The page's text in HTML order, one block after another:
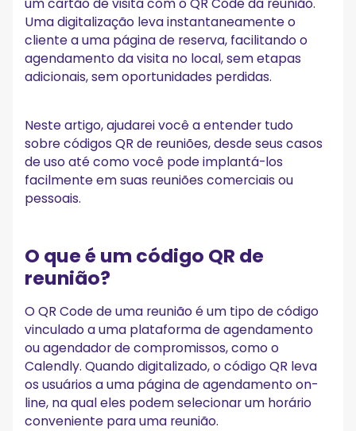
Uma digitalização leva instantaneamente o
cliente a uma página de reserva, facilitando o
agendamento da visita no local, sem etapas
adicionais, sem oportunidades perdidas.
Neste artigo, ajudarei você a entender tudo
sobre códigos QR de reuniões, desde seus casos
de uso até como você pode implantá-los
facilmente em suas reuniões comerciais ou
pessoais.
O que é um código QR de
reunião?
O QR Code de uma reunião é um tipo de código
vinculado a uma plataforma de agendamento
ou agendador de compromissos, como o
Calendly. Quando digitalizado, o código QR leva
os usuários a uma página de agendamento on-
line, na qual eles podem selecionar um horário
conveniente para uma reunião.